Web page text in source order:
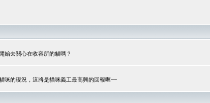
始去關心在收容所的貓嗎？
咪的現況，這將是貓咪義工最高興的回報喔~~